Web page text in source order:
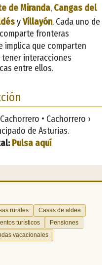
de Miranda, Cangas del
yVillayón. Cada uno de
fronteras
implica que comparten
interacciones
entre ellos.
• Cachorrero ›
de Asturias.
Pulsa aquí